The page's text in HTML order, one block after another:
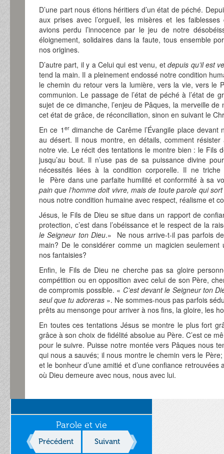
D’une part nous étions héritiers d’un état de péché.
aux prises avec l’orgueil, les misères et les
avions perdu l’innocence par le jeu de notre
éloignement, solidaires dans la faute, tous ensemble
nos origines.
D’autre part, il y a Celui qui est venu, etdepuis qu’il est
tend la main. Il a pleinement endossé notre condition
le chemin du retour vers la lumière, vers la vie, vers le
communion. Le passage de l’état de péché à l’état de
sujet de ce dimanche, l’enjeu de Pâques, la merveille
cet état de grâce, de réconciliation, sinon en suivant le
En ce 1 erdimanche de Carême l’Évangile place devant
au désert. Il nous montre, en détails, comment
notre vie. Le récit des tentations le montre bien : le Fils
jusqu’au bout. Il n’use pas de sa puissance divine
nécessités liées à la condition corporelle. Il ne
le Père dans une parfaite humilité et conformité à sa
pain que l’homme doit vivre, mais de toute parole qui
nous notre condition humaine avec respect, réalisme et
Jésus, le Fils de Dieu se situe dans un rapport de
protection, c’est dans l’obéissance et le respect de la
le Seigneur ton Dieu.» Ne nous arrive-t-il pas parfois
main? De le considérer comme un magicien
nos fantaisies?
Enfin, le Fils de Dieu ne cherche pas sa gloire
compétition ou en opposition avec celui de son Père,
de compromis possible. « C’est devant le Seigneur ton
seul que tu adoreras ». Ne sommes-nous pas parfois
prêts au mensonge pour arriver à nos fins, la gloire, les
En toutes ces tentations Jésus se montre le plus fort
grâce à son choix de fidélité absolue au Père. C’est ce
pour le suivre. Puisse notre montée vers Pâques nous
qui nous a sauvés; il nous montre le chemin vers le
et le bonheur d’une amitié et d’une confiance
où Dieu demeure avec nous, nous avec lui.
Parole et vie
Précédent Suivant